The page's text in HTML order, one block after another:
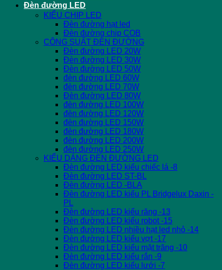
Đèn đường LED
KIỂU CHIP LED
Đèn đường hạt led
Đèn đường chip COB
CÔNG SUẤT ĐÈN ĐƯỜNG
Đèn đường LED 20W
Đèn đường LED 30W
Đèn đường LED 50W
đèn đường LED 60W
đèn đường LED 70W
Đèn đường LED 80W
đèn đường LED 100W
đèn đường LED 120W
đèn đường LED 150W
đèn đường LED 180W
đèn đường LED 200W
đèn đường LED 250W
KIỂU DÁNG ĐÈN ĐƯỜNG LED
Đèn đường LED kiểu chiếc lá -8
Đèn đường LED ST-BL
Đèn đường LED -BLA
Đèn đường LED kiểu PL Bridgelux Daxin -
PL
Đèn đường LED kiểu răng -13
Đèn đường LED kiểu robot -15
Đèn đường LED nhiều hạt led nhỏ -14
Đèn đường LED kiểu vợt -17
Đèn đường LED kiểu mặt trăng -10
Đèn đường LED kiểu rắn -9
Đèn đường LED kiểu lưới -7